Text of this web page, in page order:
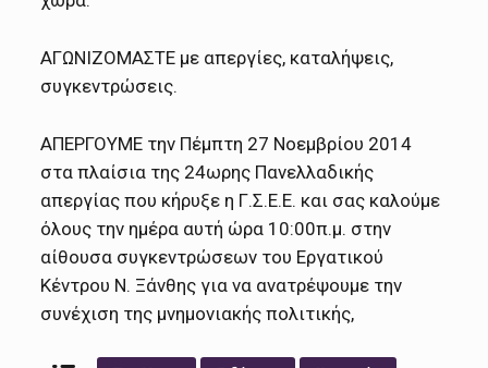
ΑΓΩΝΙΖΟΜΑΣΤΕ με απεργίες, καταλήψεις,
συγκεντρώσεις.
ΑΠΕΡΓΟΥΜΕ την Πέμπτη 27 Νοεμβρίου 2014
στα πλαίσια της 24ωρης Πανελλαδικής
απεργίας που κήρυξε η Γ.Σ.Ε.Ε. και σας καλούμε
όλους την ημέρα αυτή ώρα 10:00π.μ. στην
αίθουσα συγκεντρώσεων του Εργατικού
Κέντρου Ν. Ξάνθης για να ανατρέψουμε την
συνέχιση της μνημονιακής πολιτικής,